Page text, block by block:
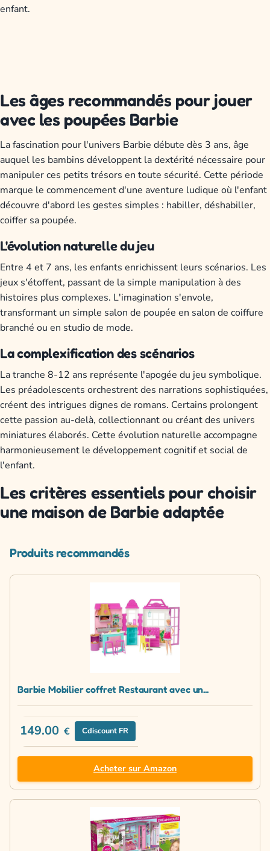
enfant.
Les âges recommandés pour jouer
avec les poupées Barbie
La fascination pour l'univers Barbie débute dès 3 ans, âge
auquel les bambins développent la dextérité nécessaire pour
manipuler ces petits trésors en toute sécurité. Cette période
marque le commencement d'une aventure ludique où l'enfant
découvre d'abord les gestes simples : habiller, déshabiller,
coiffer sa poupée.
L'évolution naturelle du jeu
Entre 4 et 7 ans, les enfants enrichissent leurs scénarios. Les
jeux s'étoffent, passant de la simple manipulation à des
histoires plus complexes. L'imagination s'envole,
transformant un simple salon de poupée en salon de coiffure
branché ou en studio de mode.
La complexification des scénarios
La tranche 8-12 ans représente l'apogée du jeu symbolique.
Les préadolescents orchestrent des narrations sophistiquées,
créent des intrigues dignes de romans. Certains prolongent
cette passion au-delà, collectionnant ou créant des univers
miniatures élaborés. Cette évolution naturelle accompagne
harmonieusement le développement cognitif et social de
l'enfant.
Les critères essentiels pour choisir
une maison de Barbie adaptée
Produits recommandés
Barbie Mobilier coffret Restaurant avec un...
149.00 € Cdiscount FR
Acheter sur Amazon